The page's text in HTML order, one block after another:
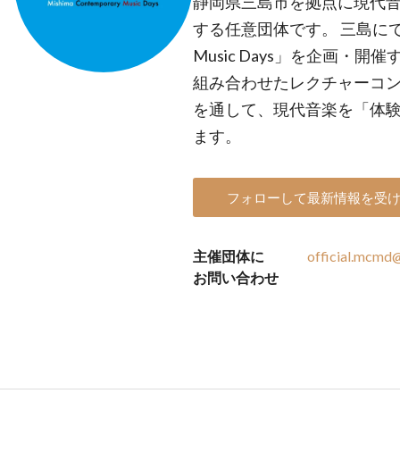
する任意団体です。 三島に
Music Days」を企画・開催
組み合わせたレクチャーコ
を通して、現代音楽を「体
ます。
フォローして最新情報を受
主催団体に
お問い合わせ